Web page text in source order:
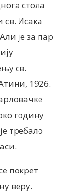
стола
св. Исака
је за пар
св.
1926.
годину
требало
покрет
веру.